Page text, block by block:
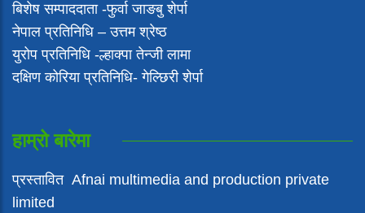
‍बिशेष सम्पाददाता -फुर्वा जा‌ङबु शेर्पा
नेपाल प्रतिनिधि – उत्तम श्रेष्ठ
युरोप प्रतिनिधि -ल्हाक्पा तेन्जी लामा
दक्षिण कोरिया प्रतिनिधि- गेल्छिरी शेर्पा
हाम्रो बारेमा
प्रस्तावित Afnai multimedia and production private
limited